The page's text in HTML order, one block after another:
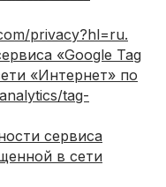
privacy?hl=ru.
«Google Tag
«Интернет» по
tag-
сервиса
в сети